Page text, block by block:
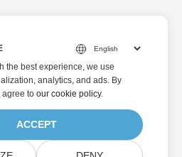
the best experience, we use
analytics, and ads. By
agree to our cookie policy.
ACCEPT